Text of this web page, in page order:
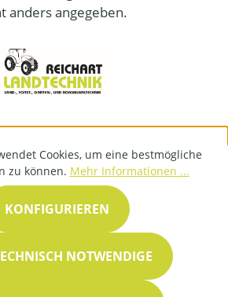
anders angegeben.
Cookies, um eine bestmögliche
zu können. Mehr Informationen ...
NOTWENDIGE
KONFIGURIEREN